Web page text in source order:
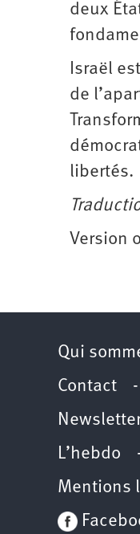
deux
Israël
de
libertés.
Version
Qui
Contact
L’hebdo
Mentions